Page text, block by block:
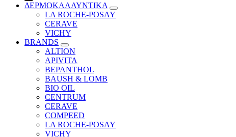
ΔΕΡΜΟΚΑΛΛΥΝΤΙΚΑ
LA ROCHE-POSAY
CERAVE
VICHY
BRANDS
ALTION
APIVITA
BEPANTHOL
BAUSH & LOMB
BIO OIL
CENTRUM
CERAVE
COMPEED
LA ROCHE-POSAY
VICHY